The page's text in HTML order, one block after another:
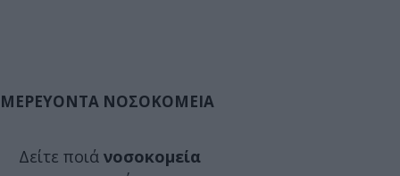
ΝΟΣΟΚΟΜΕΙΑ
Δείτε ποιά νοσοκομεία